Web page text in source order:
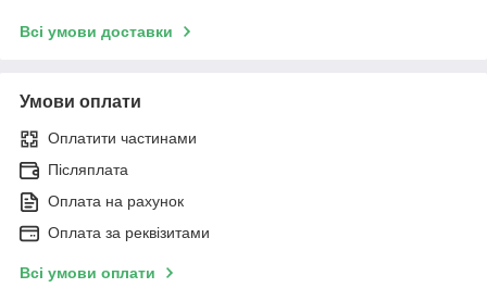
Всі умови доставки
Умови оплати
Оплатити частинами
Післяплата
Оплата на рахунок
Оплата за реквізитами
Всі умови оплати